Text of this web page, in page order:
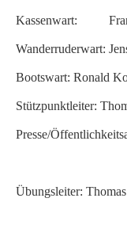
Kassenwart:
Wanderruderwart:
Bootswart: Ronald
Stützpunktleiter:
Presse/
Übungsleiter: